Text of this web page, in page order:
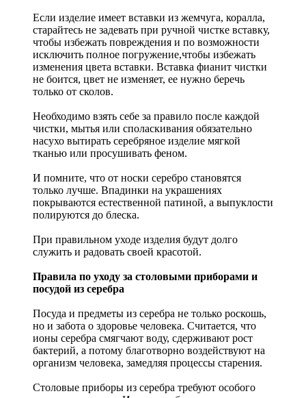
Если изделие имеет вставки из жемчуга, коралла,
старайтесь не задевать при ручной чистке вставку,
чтобы избежать повреждения и по возможности
исключить полное погружение,чтобы избежать
изменения цвета вставки. Вставка фианит чистки
не боится, цвет не изменяет, ее нужно беречь
только от сколов.
Необходимо взять себе за правило после каждой
чистки, мытья или споласкивания обязательно
насухо вытирать серебряное изделие мягкой
тканью или просушивать феном.
И помните, что от носки серебро становятся
только лучше. Впадинки на украшениях
покрываются естественной патиной, а выпуклости
полируются до блеска.
При правильном уходе изделия будут долго
служить и радовать своей красотой.
Правила по уходу за столовыми приборами и
посудой из серебра
Посуда и предметы из серебра не только роскошь,
но и забота о здоровье человека. Считается, что
ионы серебра смягчают воду, сдерживают рост
бактерий, а потому благотворно воздействуют на
организм человека, замедляя процессы старения.
Столовые приборы из серебра требуют особого